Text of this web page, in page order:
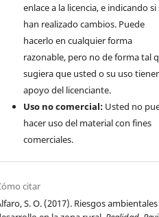
enlace a la licencia, e indicando si
han realizado cambios. Puede
hacerlo en cualquier forma
razonable, pero no de forma tal
sugiera que usted o su uso
apoyo del licenciante.
Uso no comercial: Usted no
hacer uso del material con fines
comerciales.
citar
S. O. (2017). Riesgos